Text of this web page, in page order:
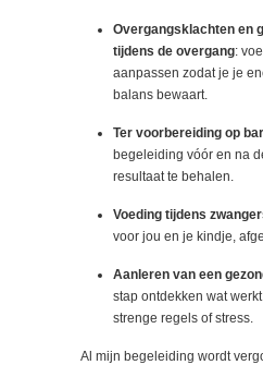
Overgangsklachten en
tijdens de overgang:
aanpassen zodat je je
balans bewaart.
Ter voorbereiding op
begeleiding vóór en na
resultaat te behalen.
Voeding tijdens
voor jou en je kindje,
Aanleren van een
stap ontdekken wat
strenge regels of stress.
Al mijn begeleiding wordt